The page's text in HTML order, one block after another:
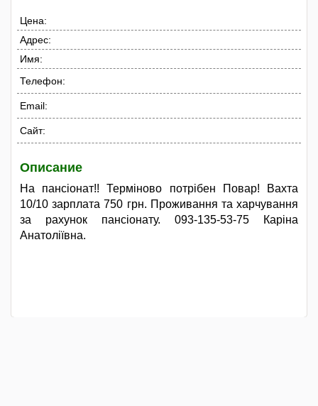
Цена:
Адрес:
Имя:
Телефон:
Email:
Сайт:
Описание
На пансіонат!! Терміново потрібен Повар! Вахта
10/10 зарплата 750 грн. Проживання та харчування
за рахунок пансіонату. 093-135-53-75 Каріна
Анатоліївна.